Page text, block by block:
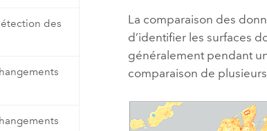
des
La comparaison des
d’identifier les surfaces
généralement pendant
comparaison de